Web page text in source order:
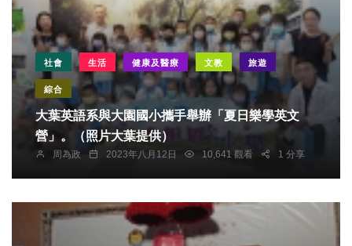
社會 生活 健康及醫療 文教 旅遊
綜合
大葉英語系與大園國小攜手舉辦「夏日樂學英文
營」。（照片大葉提供）
周為政 2023年八月12日 10,641 觀看 1 分享